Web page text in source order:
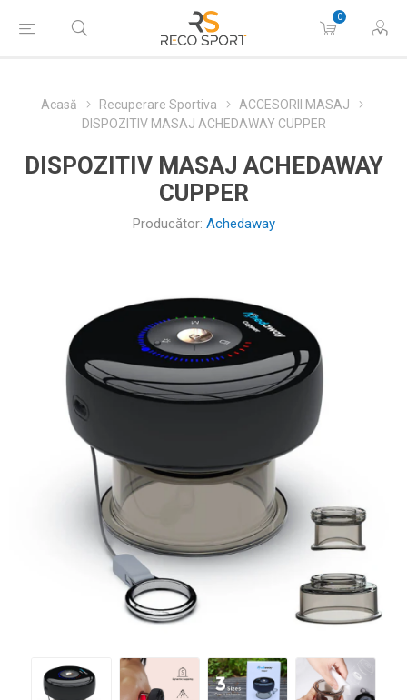
0
Acasă Recuperare Sportiva
ACCESORII MASAJ
DISPOZITIV MASAJ ACHEDAWAY CUPPER
DISPOZITIV MASAJ ACHEDAWAY
CUPPER
Producător: Achedaway